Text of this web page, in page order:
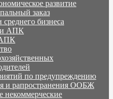
развитие
заказ
бизнеса
и АПК
по предупреждению
и рапространения ООБЖ
некоммерческие